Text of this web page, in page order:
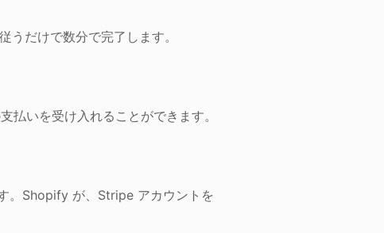
だけで数分で完了します。
いを受け入れることができます。
。Shopify が、Stripe アカウントを